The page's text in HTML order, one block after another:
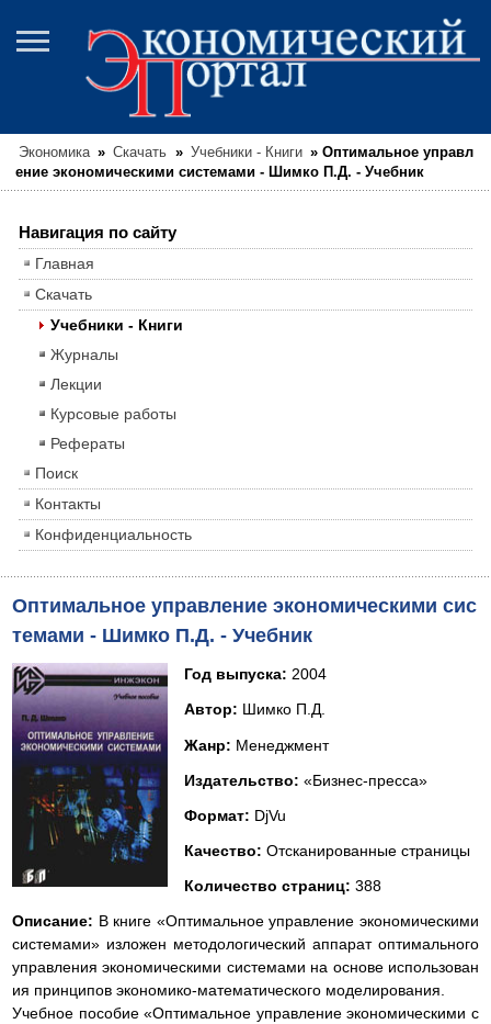
Экономика » Скачать » Учебники - Книги » Оптимальное управл
ение экономическими системами - Шимко П.Д. - Учебник
Навигация по сайту
Главная
Скачать
Учебники - Книги
Журналы
Лекции
Курсовые работы
Рефераты
Поиск
Контакты
Конфиденциальность
Оптимальное управление экономическими сис
темами - Шимко П.Д. - Учебник
Год выпуска: 2004
Автор: Шимко П.Д.
Жанр: Менеджмент
Издательство: «Бизнес-пресса»
Формат: DjVu
Качество: Отсканированные страницы
Количество страниц: 388
Описание: В книге «Оптимальное управление экономическими
системами» изложен методологический аппарат оптимального
управления экономическими системами на основе использован
ия принципов экономико-математического моделирования.
Учебное пособие «Оптимальное управление экономическими с